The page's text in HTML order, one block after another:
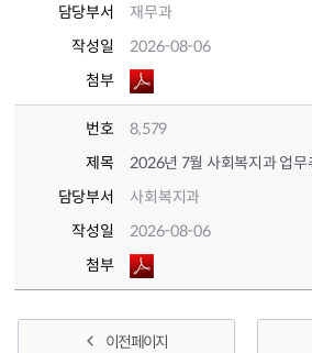
담당부서
재무과
작성일
2026-08-06
첨부
번호
8,579
제목
2026년 7월 사회복지과 업무
담당부서
사회복지과
작성일
2026-08-06
첨부
이전 페이지